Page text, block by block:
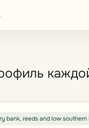
bank, reeds and low southern